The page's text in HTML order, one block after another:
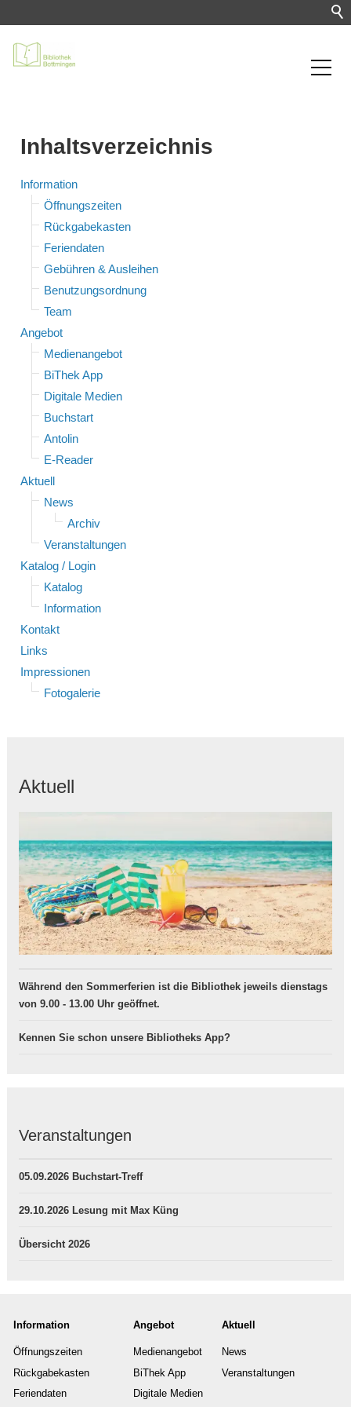
Inhaltsverzeichnis
Information
Öffnungszeiten
Rückgabekasten
Feriendaten
Gebühren & Ausleihen
Benutzungsordnung
Team
Angebot
Medienangebot
BiThek App
Digitale Medien
Buchstart
Antolin
E-Reader
Aktuell
News
Archiv
Veranstaltungen
Katalog / Login
Katalog
Information
Kontakt
Links
Impressionen
Fotogalerie
Aktuell
Während den Sommerferien ist die Bibliothek jeweils dienstags
von 9.00 - 13.00 Uhr geöffnet.
Kennen Sie schon unsere Bibliotheks App?
Veranstaltungen
05.09.2026 Buchstart-Treff
29.10.2026 Lesung mit Max Küng
Übersicht 2026
Information
Öffnungszeiten
Rückgabekasten
Feriendaten
Angebot
Medienangebot
BiThek App
Digitale Medien
Aktuell
News
Veranstaltungen